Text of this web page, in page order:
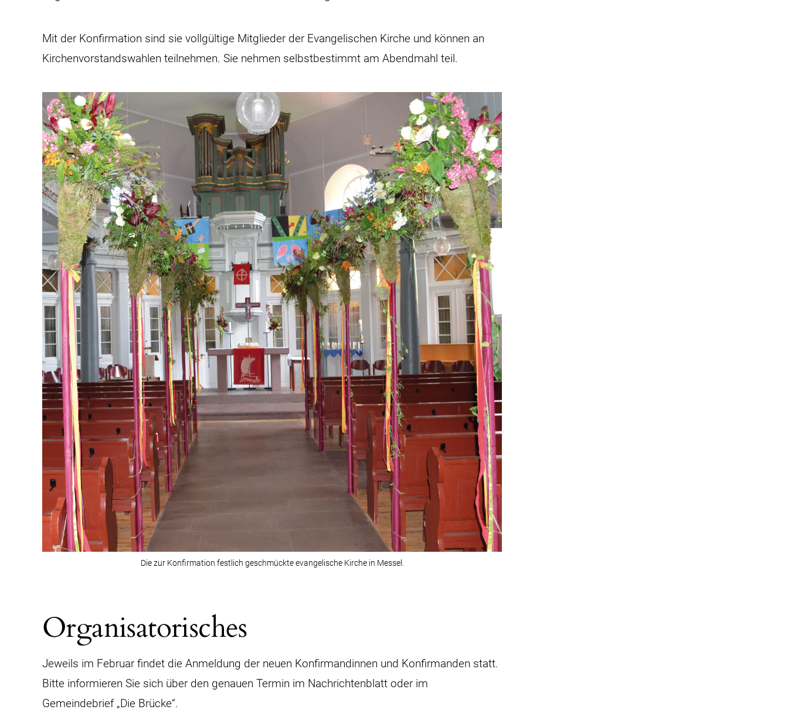
Mit der Konfirmation sind sie vollgültige Mitglieder der Evangelischen Kirche und können an
Kirchenvorstandswahlen teilnehmen. Sie nehmen selbstbestimmt am Abendmahl teil.
Die zur Konfirmation festlich geschmückte evangelische Kirche in Messel.
Organisatorisches
Jeweils im Februar findet die Anmeldung der neuen Konfirmandinnen und Konfirmanden statt.
Bitte informieren Sie sich über den genauen Termin im Nachrichtenblatt oder im
Gemeindebrief „Die Brücke“.